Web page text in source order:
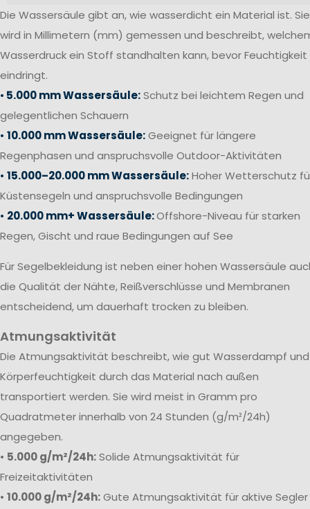
Die Wassersäule gibt an, wie wasserdicht ein Material ist. Sie
wird in Millimetern (mm) gemessen und beschreibt,
Wasserdruck ein Stoff standhalten kann, bevor Feuchtigkeit
eindringt.
• 5.000 mm Wassersäule:Schutz bei leichtem Regen und
gelegentlichen Schauern
• 10.000 mm Wassersäule:Geeignet für längere
Regenphasen und anspruchsvolle Outdoor-Aktivitäten
• 15.000–20.000 mm Wassersäule:Hoher Wetterschutz
Küstensegeln und anspruchsvolle Bedingungen
• 20.000 mm+ Wassersäule:Offshore-Niveau für starken
Regen, Gischt und raue Bedingungen auf See
Für Segelbekleidung ist neben einer hohen Wassersäule
die Qualität der Nähte, Reißverschlüsse und Membranen
entscheidend, um dauerhaft trocken zu bleiben.
Atmungsaktivität
Die Atmungsaktivität beschreibt, wie gut Wasserdampf und
Körperfeuchtigkeit durch das Material nach außen
transportiert werden. Sie wird meist in Gramm pro
Quadratmeter innerhalb von 24 Stunden (g/m²/24h)
angegeben.
• 5.000 g/m²/24h:Solide Atmungsaktivität für
Freizeitaktivitäten
• 10.000 g/m²/24h:Gute Atmungsaktivität für aktive Segler